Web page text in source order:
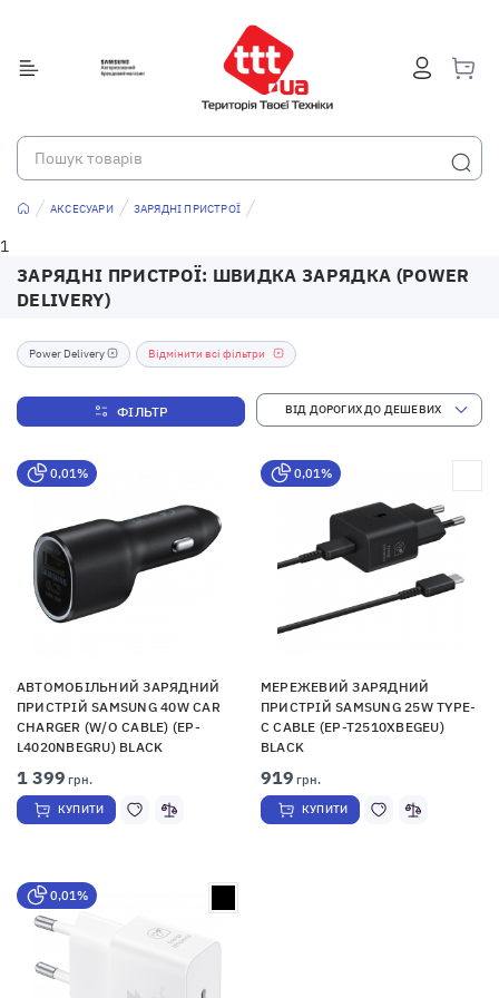
АКСЕСУАРИ ЗАРЯДНІ ПРИСТРОЇ
1
ЗАРЯДНІ ПРИСТРОЇ: ШВИДКА ЗАРЯДКА (POWER
DELIVERY)
0,01%
АВТОМОБІЛЬНИЙ ЗАРЯДНИЙ
ПРИСТРІЙ SAMSUNG 40W CAR
CHARGER (W/O CABLE) (EP-
L4020NBEGRU) BLACK
1 399 грн.
КУПИТИ
0,01%
МЕРЕЖЕВИЙ ЗАРЯДНИЙ
ПРИСТРІЙ SAMSUNG 25W TYPE-
C CABLE (EP-T2510XBEGEU)
BLACK
919 грн.
КУПИТИ
0,01%
Power Delivery Відмінити всі фільтри
ФІЛЬТР